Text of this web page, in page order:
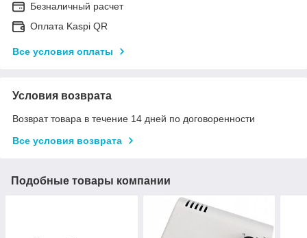
Безналичный расчет
Оплата Kaspi QR
Все условия оплаты
Условия возврата
Возврат товара в течение 14 дней по договоренности
Все условия возврата
Подобные товары компании